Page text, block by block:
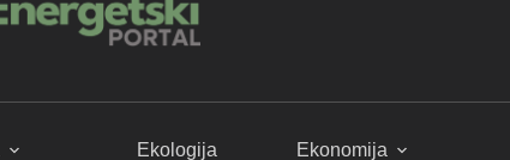
Ekologija Ekonomija